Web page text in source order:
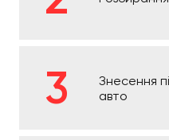
Знесення
авто